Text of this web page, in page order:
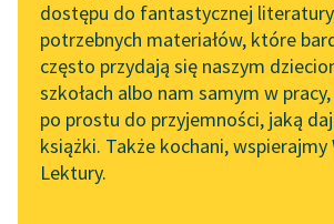
literatury skandynawskiej
Spotkanie z Katarzyną
Tunkiel w Oslo
102. lata temu zmarł
Joseph Conrad
API
OAI-
Widget
dostępu do fantastycznej
potrzebnych materiałów, które
często przydają się naszym
szkołach albo nam samym w
po prostu do przyjemności, jaką
książki. Także kochani, wspierajmy
Lektury.
Świat i
pieśni
Czytaj